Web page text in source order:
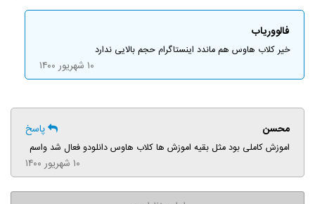
فالووریاب
خیر کلاب هاوس هم ماندد اینستاگرام حجم بالایی ندارد
۱۰ شهریور ۱۴۰۰
محسن پاسخ
اموزش کاملی بود مثل بقیه اموزش ها کلاب هاوس دانلودو فعال شد واسم
۱۰ شهریور ۱۴۰۰